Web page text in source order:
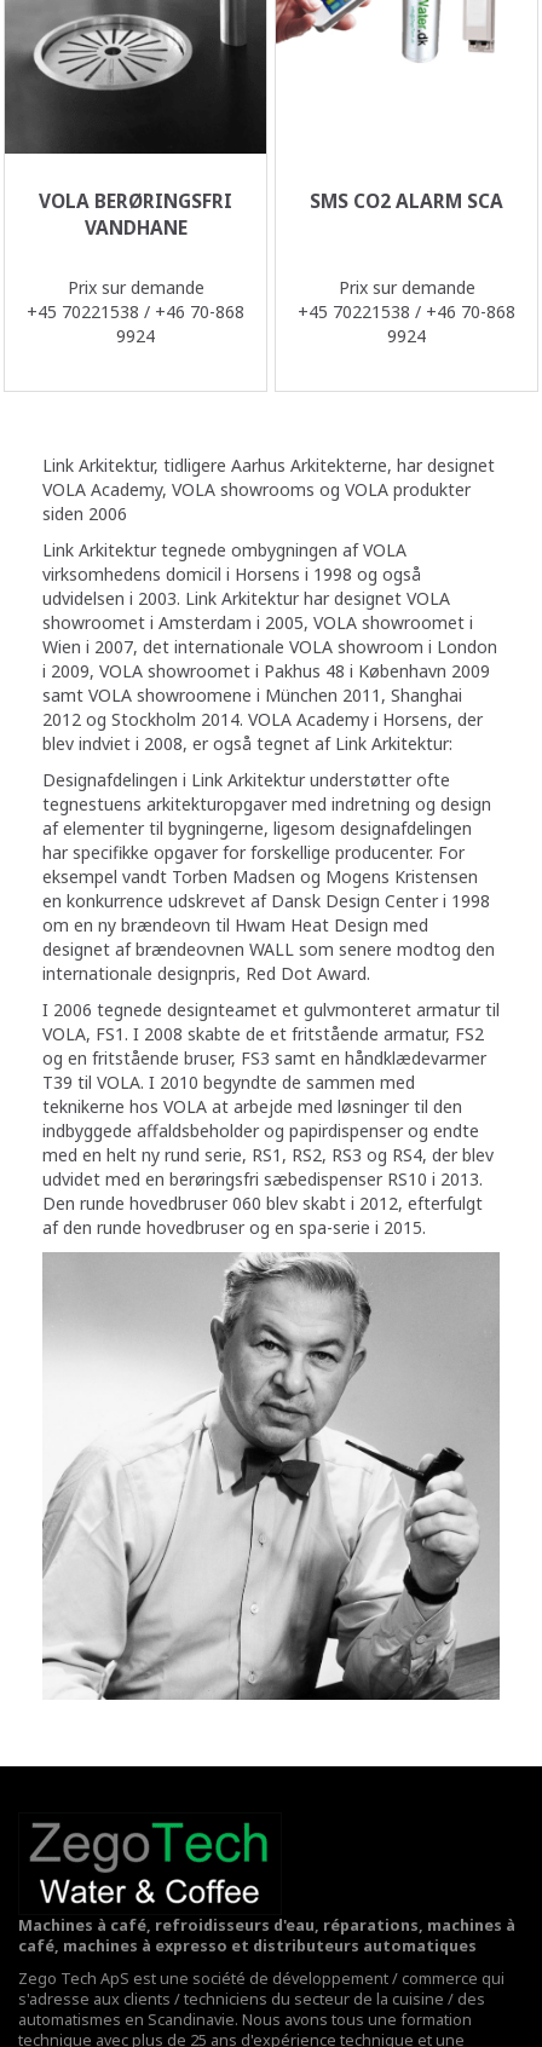
VOLA BERØRINGSFRI
VANDHANE
Prix sur demande
+45 70221538 / +46 70-868
9924
SMS CO2 ALARM SCA
Prix sur demande
+45 70221538 / +46 70-868
9924
Link Arkitektur, tidligere Aarhus Arkitekterne, har designet
VOLA Academy, VOLA showrooms og VOLA produkter
siden 2006
Link Arkitektur tegnede ombygningen af VOLA
virksomhedens domicil i Horsens i 1998 og også
udvidelsen i 2003. Link Arkitektur har designet VOLA
showroomet i Amsterdam i 2005, VOLA showroomet i
Wien i 2007, det internationale VOLA showroom i London
i 2009, VOLA showroomet i Pakhus 48 i København 2009
samt VOLA showroomene i München 2011, Shanghai
2012 og Stockholm 2014. VOLA Academy i Horsens, der
blev indviet i 2008, er også tegnet af Link Arkitektur:
Designafdelingen i Link Arkitektur understøtter ofte
tegnestuens arkitekturopgaver med indretning og design
af elementer til bygningerne, ligesom designafdelingen
har specifikke opgaver for forskellige producenter. For
eksempel vandt Torben Madsen og Mogens Kristensen
en konkurrence udskrevet af Dansk Design Center i 1998
om en ny brændeovn til Hwam Heat Design med
designet af brændeovnen WALL som senere modtog den
internationale designpris, Red Dot Award.
I 2006 tegnede designteamet et gulvmonteret armatur til
VOLA, FS1. I 2008 skabte de et fritstående armatur, FS2
og en fritstående bruser, FS3 samt en håndklædevarmer
T39 til VOLA. I 2010 begyndte de sammen med
teknikerne hos VOLA at arbejde med løsninger til den
indbyggede affaldsbeholder og papirdispenser og endte
med en helt ny rund serie, RS1, RS2, RS3 og RS4, der blev
udvidet med en berøringsfri sæbedispenser RS10 i 2013.
Den runde hovedbruser 060 blev skabt i 2012, efterfulgt
af den runde hovedbruser og en spa-serie i 2015.
Machines à café, refroidisseurs d'eau, réparations, machines à
café, machines à expresso et distributeurs automatiques
Zego Tech ApS est une société de développement / commerce qui
s'adresse aux clients / techniciens du secteur de la cuisine / des
automatismes en Scandinavie. Nous avons tous une formation
technique avec plus de 25 ans d'expérience technique et une